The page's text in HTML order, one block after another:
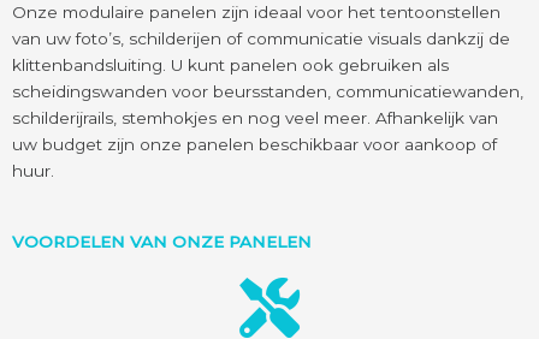
Onze modulaire panelen zijn ideaal voor het tentoonstellen
van uw foto’s, schilderijen of communicatie visuals dankzij de
klittenbandsluiting. U kunt panelen ook gebruiken als
scheidingswanden voor beursstanden, communicatiewanden,
schilderijrails, stemhokjes en nog veel meer. Afhankelijk van
uw budget zijn onze panelen beschikbaar voor aankoop of
huur.
VOORDELEN VAN ONZE PANELEN